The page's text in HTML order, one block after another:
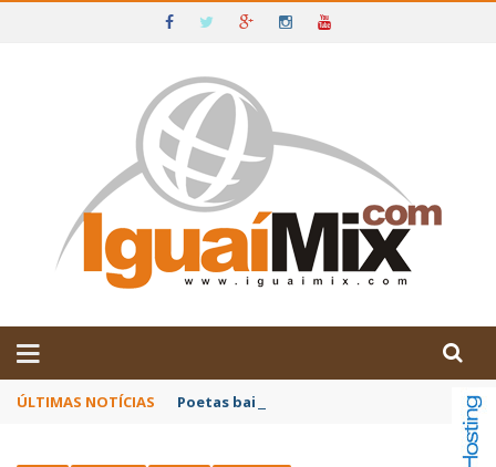
IGUAÍ E SUDOESTE DA BAHIA
ÚLTIMAS NOTÍCIAS Poetas baianos representam o Brasil no